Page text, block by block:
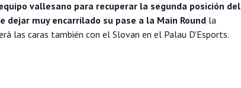
vallesano para recuperar la segunda posición del
dejar muy encarrilado su pase a la Main Round la
las caras también con el Slovan en el Palau D'Esports.